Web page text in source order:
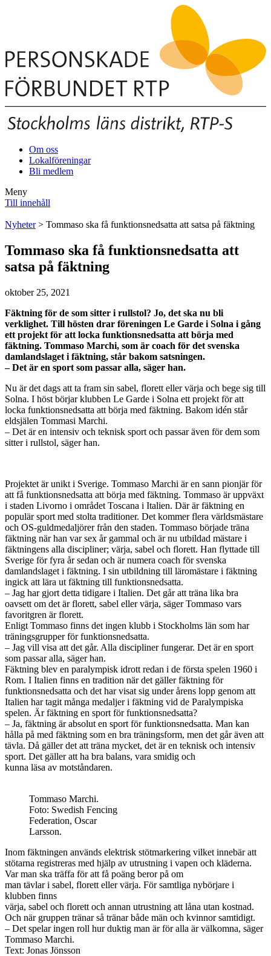
Om oss
Lokalföreningar
Bli medlem
Meny
Till innehåll
Nyheter> Tommaso ska få funktionsnedsatta att satsa på fäktning
Tommaso ska få funktionsnedsatta att
satsa på fäktning
oktober 25, 2021
Fäktning för de som sitter i rullstol? Jo, det ska nu bli
verklighet. Till hösten drar föreningen Le Garde i Solna i gång
ett projekt för att locka funktionsnedsatta att börja med
fäktning. Tommaso Marchi, som är coach för det svenska
damlandslaget i fäktning, står bakom satsningen.
– Det är en sport som passar alla, säger han.
Nu är det dags att ta fram sin sabel, florett eller värja och bege sig till
Solna. I höst börjar klubben Le Garde i Solna ett projekt för att
locka funktionsnedsatta att börja med fäktning. Bakom idén står
eldsjälen Tommasi Marchi.
– Det är en intensiv och teknisk sport och passar även för dem som
sitter i rullstol, säger han.
Projektet är unikt i Sverige. Tommaso Marchi är en sann pionjär för
att få funktionsnedsatta att börja med fäktning. Tommaso är uppväxt
i staden Livorno i området Toscana i Italien. Där är fäktning en
populär sport med stolta traditioner. Det kommer flera världsmästare
och OS-guldmedaljörer från den staden. Tommaso började träna
fäktning när han var sex år gammal och är nu utbildad mästare i
fäktningens alla discipliner; värja, sabel och florett. Han flyttade till
Sverige för fyra år sedan och är numera coach för svenska
damlandslaget i fäktning. I sin utbildning till läromästare i fäktning
ingick att lära ut fäktning till funktionsnedsatta.
– Jag har gjort detta tidigare i Italien. Det går att träna lika bra
oavsett om det är florett, sabel eller värja, säger Tommaso vars
favoritgren är florett.
Enligt Tommaso finns det ingen klubb i Stockholms län som har
träningsgrupper för funktionsnedsatta.
– Jag vill visa att det går. Alla discipliner fungerar. Det är en sport
som passar alla, säger han.
Fäktning blev en paralympisk idrott redan i de första spelen 1960 i
Rom. I Italien finns en tradition när det gäller fäktning för
funktionsnedsatta och det har visat sig under årens lopp genom att
Italien har tagit många medaljer i fäktning vid de Paralympiska
spelen. Är fäktning en sport för funktionsnedsatta?
– Ja, fäktning är absolut en sport för funktionsnedsatta. Man kan
hålla på med fäktning som en bra träningsform, men det går även att
tävla. Då gäller det att träna mycket, det är en teknisk och intensiv
sport. Det gäller att ha bra balans, vara smidig och
kunna läsa av motståndaren.
Tommaso Marchi.
Foto: Swedish Fencing
Federation, Oscar
Larsson.
Inom fäktningen används elektrisk stötmarkering vilket innebär att
stötarna registreras med hjälp av utrustning i vapen och kläderna.
Var man ska träffa för att få poäng beror på om
man tävlar i sabel, florett eller värja. För samtliga nybörjare i
klubben finns
värja, sabel och florett och annan utrustning att låna utan kostnad.
Och när gruppen tränar så tränar både män och kvinnor samtidigt.
– Det spelar ingen roll hur duktig man är för alla är välkomna, säger
Tommaso Marchi.
Text: Jonas Jönsson